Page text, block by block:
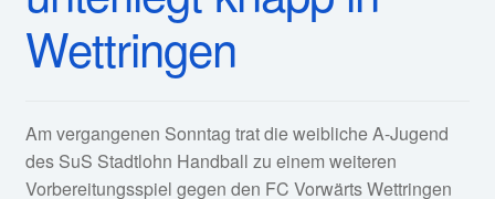
Wettringen
Am vergangenen Sonntag trat die weibliche A-Jugend
des SuS Stadtlohn Handball zu einem weiteren
Vorbereitungsspiel gegen den FC Vorwärts Wettringen